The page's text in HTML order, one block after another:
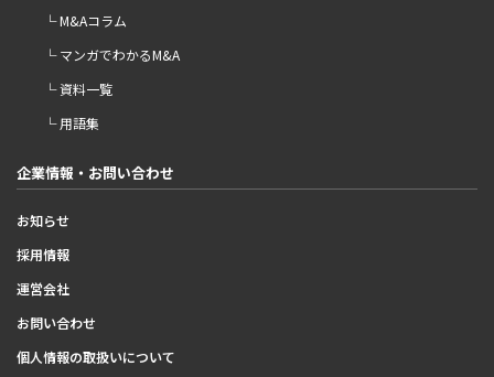
└ M&Aコラム
└ マンガでわかるM&A
└ 資料一覧
└ 用語集
企業情報・お問い合わせ
お知らせ
採用情報
運営会社
お問い合わせ
個人情報の取扱いについて